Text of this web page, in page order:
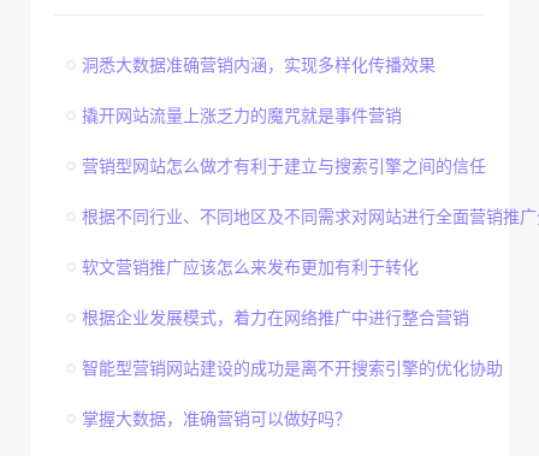
洞悉大数据准确营销内涵，实现多样化传播效果
撬开网站流量上涨乏力的魔咒就是事件营销
营销型网站怎么做才有利于建立与搜索引擎之间的信任
根据不同行业、不同地区及不同需求对网站进行全面营销推
软文营销推广应该怎么来发布更加有利于转化
根据企业发展模式，着力在网络推广中进行整合营销
智能型营销网站建设的成功是离不开搜索引擎的优化协助
掌握大数据，准确营销可以做好吗？